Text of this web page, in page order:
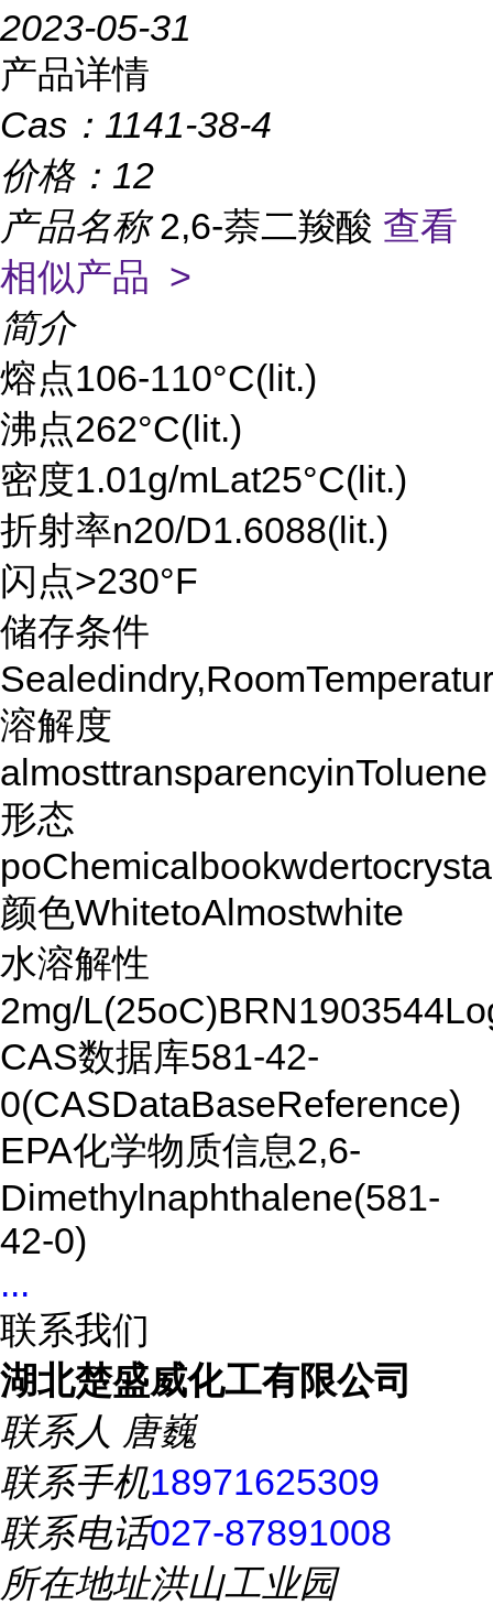
2023-05-31
产品详情
Cas： 1141-38-4
价格： 12
产品名称2,6-萘二羧酸 查看
相似产品 >
简介
熔点106-110°C(lit.)
沸点262°C(lit.)
密度1.01g/mLat25°C(lit.)
折射率n20/D1.6088(lit.)
闪点>230°F
储存条件
溶解度
almosttransparencyinToluene
形态
颜色WhitetoAlmostwhite
水溶解性
2mg/
CAS数据库581-42-
0(CASDataBaseReference)
EPA化学物质信息2,6-
Dimethylnaphthalene(581-
42-0)
...
联系我们
湖北楚盛威化工有限公司
联系人 唐巍
联系手机18971625309
联系电话027-87891008
所在地址洪山工业园